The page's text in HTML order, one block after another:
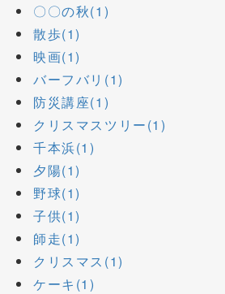
〇〇の秋(1)
散歩(1)
映画(1)
バーフバリ(1)
防災講座(1)
クリスマスツリー(1)
千本浜(1)
夕陽(1)
野球(1)
子供(1)
師走(1)
クリスマス(1)
ケーキ(1)